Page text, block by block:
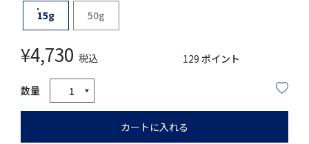
15g 50g
¥4,730 税込 129 ポイント
カートに入れる